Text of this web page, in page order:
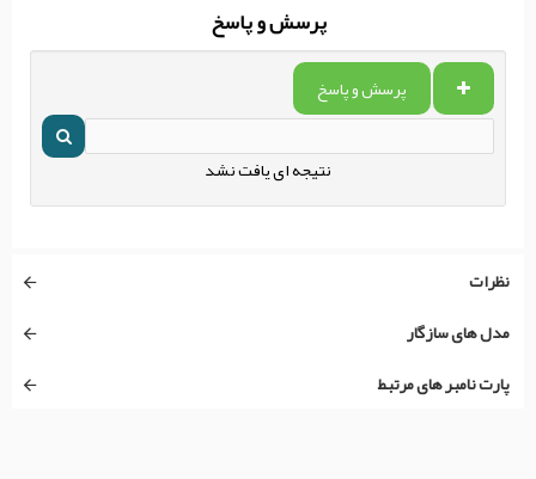
پرسش و پاسخ
پرسش و پاسخ
نتیجه ای یافت نشد
نظرات
مدل های سازگار
پارت نامبر های مرتبط